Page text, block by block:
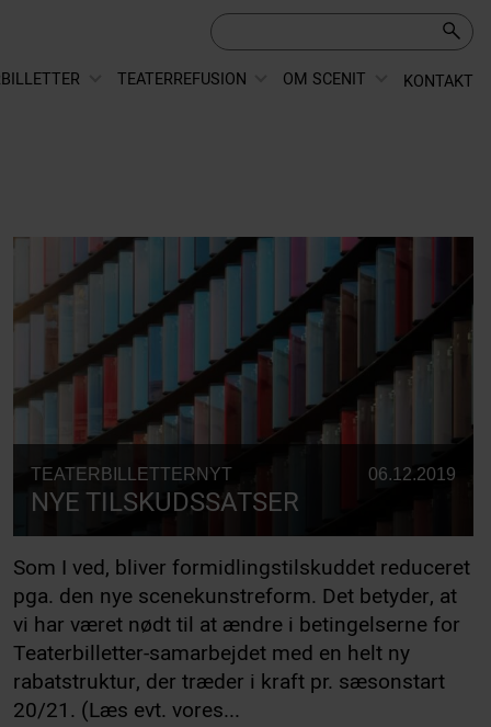
TEATERREFUSION OM SCENIT KONTAKT
TEATERBILLETTERNYT 06.12.2019
NYE TILSKUDSSATSER
Som I ved, bliver formidlingstilskuddet reduceret
pga. den nye scenekunstreform. Det betyder, at
vi har været nødt til at ændre i betingelserne for
Teaterbilletter-samarbejdet med en helt ny
rabatstruktur, der træder i kraft pr. sæsonstart
20/21. (Læs evt. vores...